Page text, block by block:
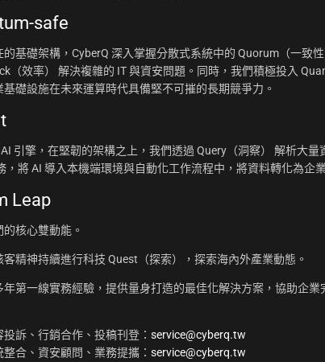
safe
基礎架構，CyberQ 深入掌握分散式系統中的 Quorum（一致
（效率） 解決複雜的 IT 與資安問題。同時，我們積極投入
礎設施在未來運算時代具備堅不可摧的長期競爭力。
引擎，在堅韌的架構之上，我們透過 Query（洞察） 解析大
，將 AI 導入本機端環境與自動化工作流程中，將資料轉化為企
Leap
核心雙動能。
精神持續進行科技 Quest（探索），探索海內外產業動態。
第一線實務經驗，提供量身打造的最佳化解決方案，協助企
訴、行銷合作、投稿刊登： service@cyberq.tw
合、資安顧問、業務提攜： service@cyberq.tw